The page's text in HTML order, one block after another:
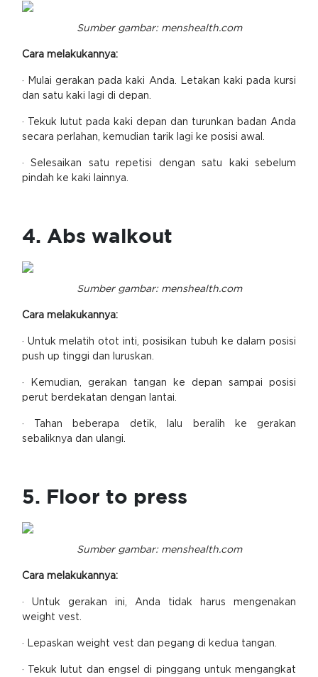
Sumber gambar: menshealth.com
Cara melakukannya:
· Mulai gerakan pada kaki Anda. Letakan kaki pada kursi
dan satu kaki lagi di depan.
· Tekuk lutut pada kaki depan dan turunkan badan Anda
secara perlahan, kemudian tarik lagi ke posisi awal.
· Selesaikan satu repetisi dengan satu kaki sebelum
pindah ke kaki lainnya.
4. Abs walkout
Sumber gambar: menshealth.com
Cara melakukannya:
· Untuk melatih otot inti, posisikan tubuh ke dalam posisi
push up tinggi dan luruskan.
· Kemudian, gerakan tangan ke depan sampai posisi
perut berdekatan dengan lantai.
· Tahan beberapa detik, lalu beralih ke gerakan
sebaliknya dan ulangi.
5. Floor to press
Sumber gambar: menshealth.com
Cara melakukannya:
· Untuk gerakan ini, Anda tidak harus mengenakan
weight vest.
· Lepaskan weight vest dan pegang di kedua tangan.
· Tekuk lutut dan engsel di pinggang untuk mengangkat